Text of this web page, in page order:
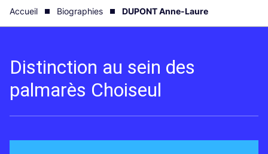
Accueil Biographies DUPONT Anne-Laure
Distinction au sein des
palmarès Choiseul